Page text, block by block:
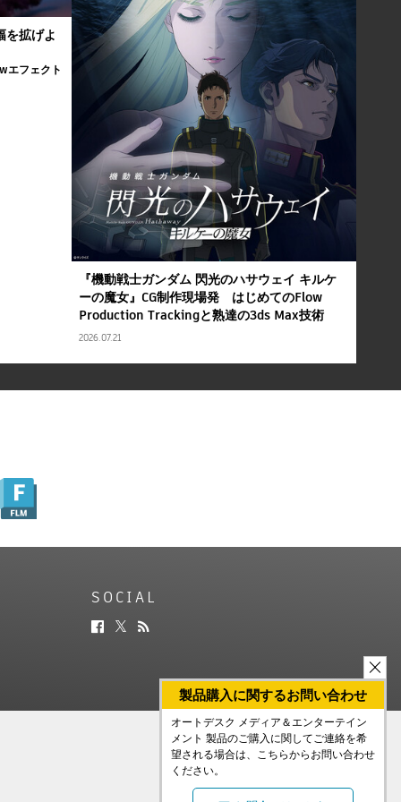
を拡げよ
エフェクト
『機動戦士ガンダム 閃光のハサウェイ キルケ
ーの魔女』CG制作現場発 はじめてのFlow
Production Trackingと熟達の3ds Max技術
2026.07.21
SOCIAL
製品購入に関するお問い合わせ
オートデスク メディア＆エンターテイン
メント 製品のご購入に関してご連絡を希
望される場合は、こちらからお問い合わせ
ください。